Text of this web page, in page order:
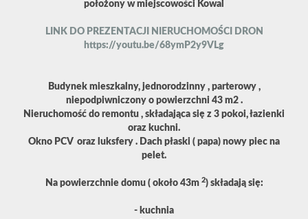
położony w miejscowości Kowal
LINK DO PREZENTACJI NIERUCHOMOŚCI DRON
https://youtu.be/68ymP2y9VLg
Budynek mieszkalny, jednorodzinny , parterowy ,
niepodpiwniczony o powierzchni 43 m2 .
Nieruchomość do remontu , składająca się z 3 pokoi, łazienki
oraz kuchni.
Okno PCV oraz luksfery . Dach płaski ( papa) nowy piec na
pelet.
Na powierzchnie domu ( około 43m 2) składają się:
- kuchnia